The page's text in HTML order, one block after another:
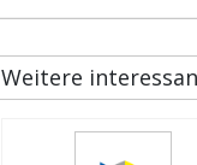
Weitere